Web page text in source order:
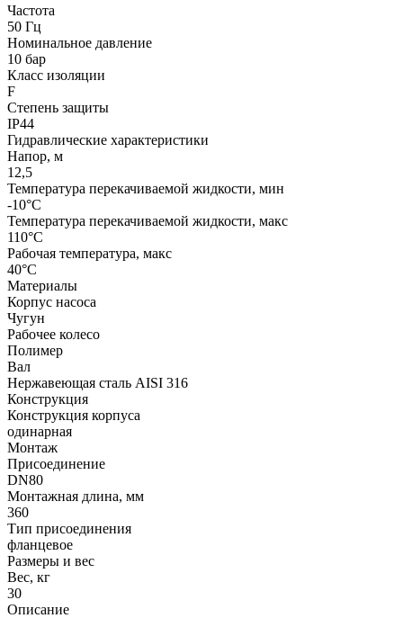
Частота
50 Гц
Номинальное давление
10 бар
Класс изоляции
F
Степень защиты
IP44
Гидравлические характеристики
Напор, м
12,5
Температура перекачиваемой жидкости, мин
-10°C
Температура перекачиваемой жидкости, макс
110°C
Рабочая температура, макс
40°C
Материалы
Корпус насоса
Чугун
Рабочее колесо
Полимер
Вал
Нержавеющая сталь AISI 316
Конструкция
Конструкция корпуса
одинарная
Монтаж
Присоединение
DN80
Монтажная длина, мм
360
Тип присоединения
фланцевое
Размеры и вес
Вес, кг
30
Описание